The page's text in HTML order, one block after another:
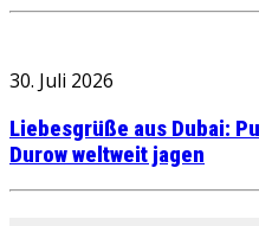
30. Juli 2026
Liebesgrüße aus Dubai:
Durow weltweit jagen